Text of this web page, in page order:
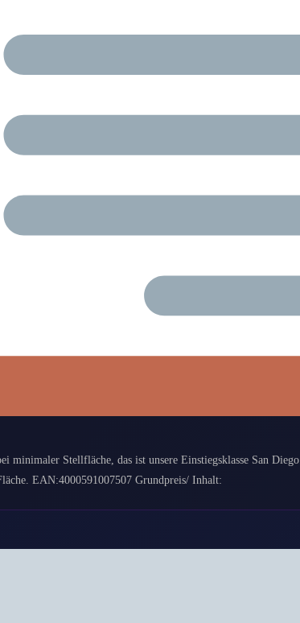
minimaler Stellfläche, das ist unsere Einstiegsklasse San
EAN:4000591007507 Grundpreis/ Inhalt: